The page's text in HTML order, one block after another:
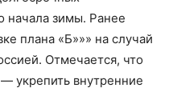
начала зимы. Ранее
плана «Б»»» на случай
Отмечается, что
укрепить внутренние